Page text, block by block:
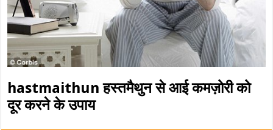
hastmaithun हस्तमैथुन से आई कमज़ोरी को
दूर करने के उपाय